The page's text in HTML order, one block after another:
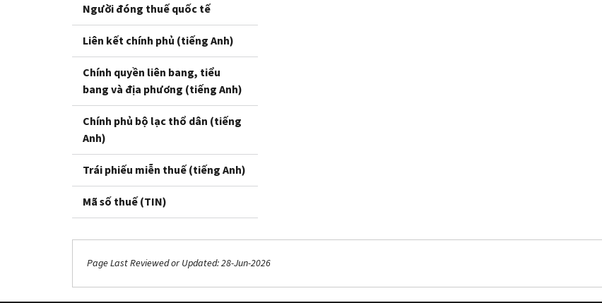
Người đóng thuế quốc tế
Liên kết chính phủ (tiếng Anh)
Chính quyền liên bang, tiểu
bang và địa phương (tiếng Anh)
Chính phủ bộ lạc thổ dân (tiếng
Anh)
Trái phiếu miễn thuế (tiếng Anh)
Mã số thuế (TIN)
Page Last Reviewed or Updated: 28-Jun-2026